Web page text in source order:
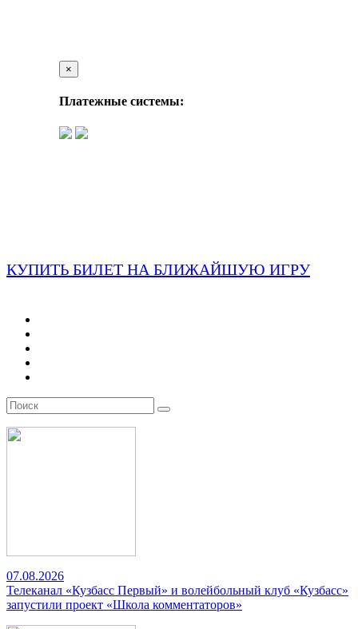
×
Платежные системы:
КУПИТЬ БИЛЕТ НА БЛИЖАЙШУЮ ИГРУ
07.08.2026
Телеканал «Кузбасс Первый» и волейбольный клуб «Кузбасс»
запустили проект «Школа комментаторов»